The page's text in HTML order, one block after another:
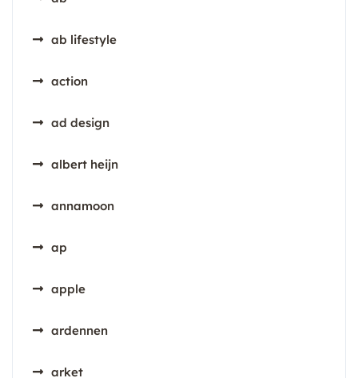
ab lifestyle
action
ad design
albert heijn
annamoon
ap
apple
ardennen
arket